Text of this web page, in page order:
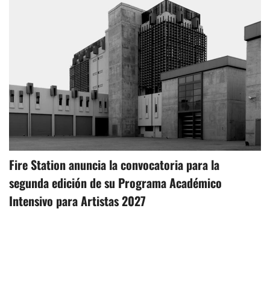
Fire Station anuncia la convocatoria para la
segunda edición de su Programa Académico
Intensivo para Artistas 2027